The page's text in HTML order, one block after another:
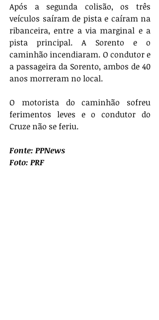
Após a segunda colisão, os três
veículos saíram de pista e caíram na
ribanceira, entre a via marginal e a
pista principal. A Sorento e o
caminhão incendiaram. O condutor e
a passageira da Sorento, ambos de 40
anos morreram no local.
O motorista do caminhão sofreu
ferimentos leves e o condutor do
Cruze não se feriu.
Fonte: PPNews
Foto: PRF